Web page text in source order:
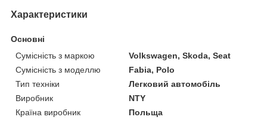
Характеристики
Основні
Сумісність з маркою
Volkswagen, Skoda, Seat
Сумісність з моделлю
Fabia, Polo
Тип техніки
Легковий автомобіль
Виробник
NTY
Країна виробник
Польща